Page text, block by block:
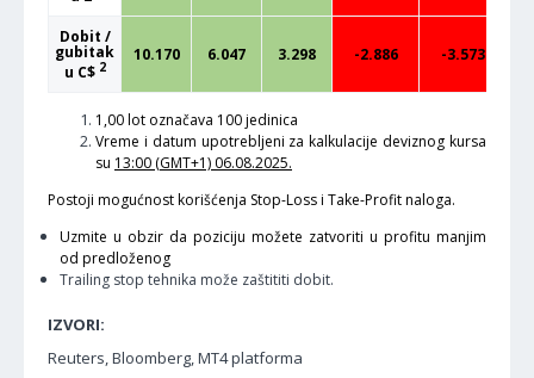
Dobit /
gubitak
u C$ 2
10.170 6.047 3.298 -2.886 -3.573
1,00 lot označava 100 jedinica
Vreme i datum upotrebljeni za kalkulacije deviznog kursa
su 13:00 (GMT+1) 06.08.2025.
Postoji mogućnost korišćenja Stop-Loss i Take-Profit naloga.
Uzmite u obzir da poziciju možete zatvoriti u profitu manjim
od predloženog
Trailing stop tehnika može zaštititi dobit.
IZVORI:
Reuters, Bloomberg, MT4 platforma